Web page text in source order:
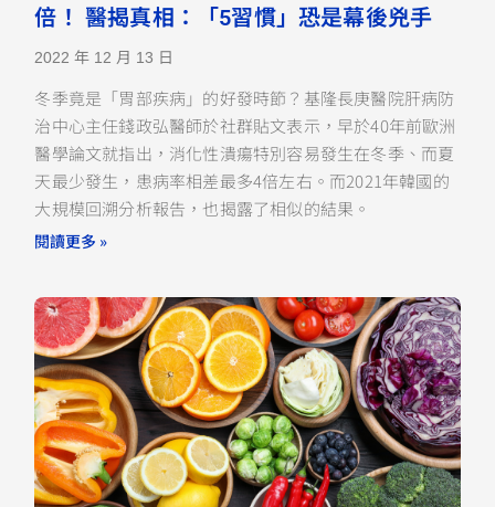
倍！ 醫揭真相：「5習慣」恐是幕後兇手
2022 年 12 月 13 日
冬季竟是「胃部疾病」的好發時節？基隆長庚醫院肝病防
治中心主任錢政弘醫師於社群貼文表示，早於40年前歐洲
醫學論文就指出，消化性潰瘍特別容易發生在冬季、而夏
天最少發生，患病率相差最多4倍左右。而2021年韓國的
大規模回溯分析報告，也揭露了相似的結果。
閱讀更多 »